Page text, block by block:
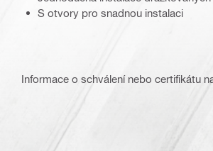
S otvory pro snadnou instalaci
Informace o schválení nebo certifikátu